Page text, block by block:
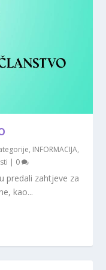
, INFORMACIJA,
| 0
predali zahtjeve za
kao...